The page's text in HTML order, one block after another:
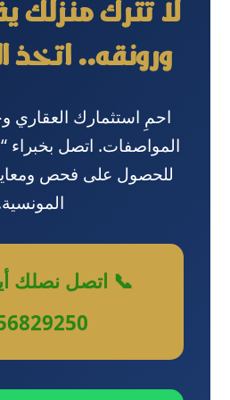
ورونقه.. اتخذ
احمِ استثمارك العقاري
المواصفات. اتصل بخبراء
للحصول على فحص
📞 اتصل نصلك